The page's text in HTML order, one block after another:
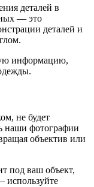
деталей в
— это
деталей и
информацию,
не будет
наши фотографии
объектив или
под ваш объект,
используйте